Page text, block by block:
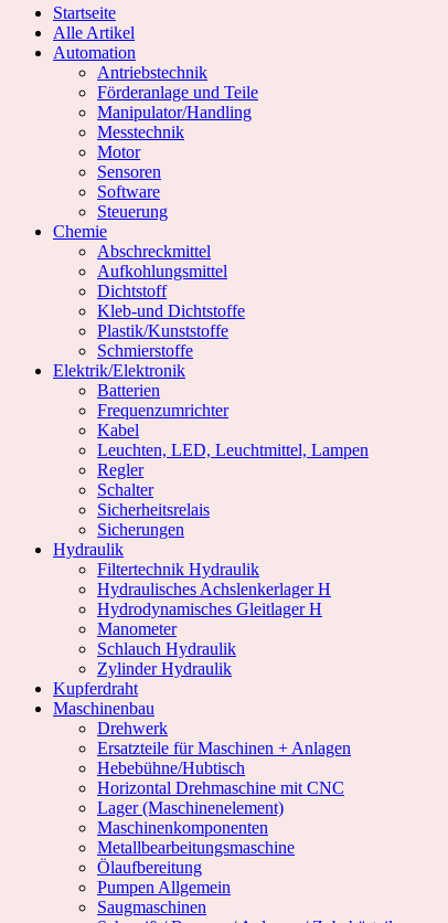
Startseite
Alle Artikel
Automation
Antriebstechnik
Förderanlage und Teile
Manipulator/Handling
Messtechnik
Motor
Sensoren
Software
Steuerung
Chemie
Abschreckmittel
Aufkohlungsmittel
Dichtstoff
Kleb-und Dichtstoffe
Plastik/Kunststoffe
Schmierstoffe
Elektrik/Elektronik
Batterien
Frequenzumrichter
Kabel
Leuchten, LED, Leuchtmittel, Lampen
Regler
Schalter
Sicherheitsrelais
Sicherungen
Hydraulik
Filtertechnik Hydraulik
Hydraulisches Achslenkerlager H
Hydrodynamisches Gleitlager H
Manometer
Schlauch Hydraulik
Zylinder Hydraulik
Kupferdraht
Maschinenbau
Drehwerk
Ersatzteile für Maschinen + Anlagen
Hebebühne/Hubtisch
Horizontal Drehmaschine mit CNC
Lager (Maschinenelement)
Maschinenkomponenten
Metallbearbeitungsmaschine
Ölaufbereitung
Pumpen Allgemein
Saugmaschinen